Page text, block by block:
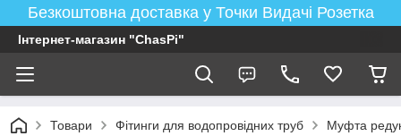
Безкоштовна доставка у Точки Видачі Розетка
Інтернет-магазин "ChasPi"
Товари Фітинги для водопровідних труб Муфта